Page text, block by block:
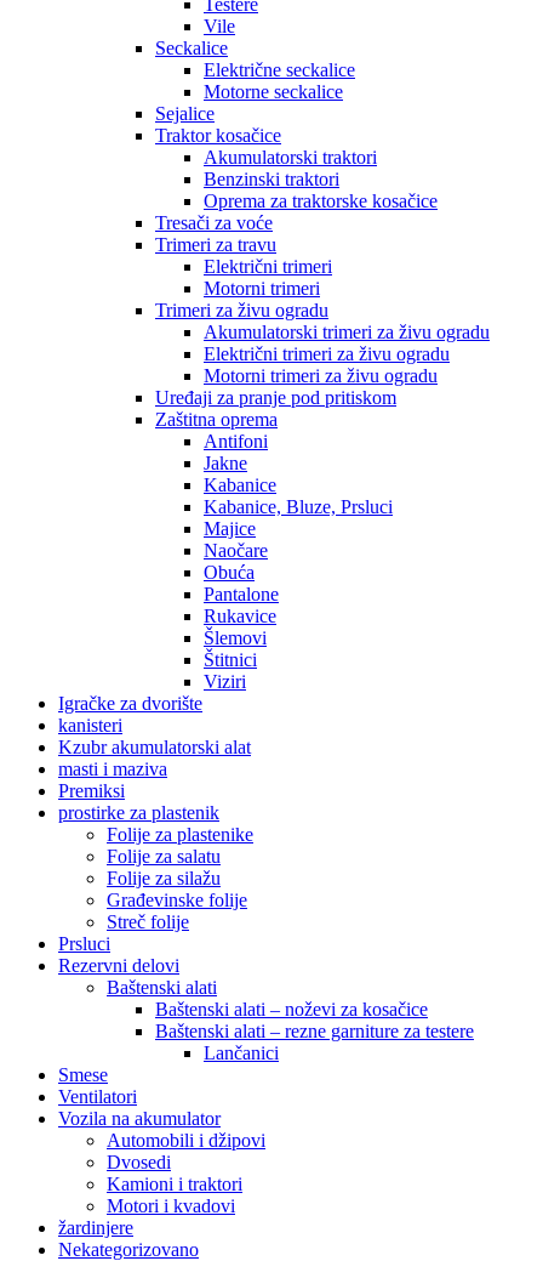
Testere
Vile
Seckalice
Električne seckalice
Motorne seckalice
Sejalice
Traktor kosačice
Akumulatorski traktori
Benzinski traktori
Oprema za traktorske kosačice
Tresači za voće
Trimeri za travu
Električni trimeri
Motorni trimeri
Trimeri za živu ogradu
Akumulatorski trimeri za živu ogradu
Električni trimeri za živu ogradu
Motorni trimeri za živu ogradu
Uređaji za pranje pod pritiskom
Zaštitna oprema
Antifoni
Jakne
Kabanice
Kabanice, Bluze, Prsluci
Majice
Naočare
Obuća
Pantalone
Rukavice
Šlemovi
Štitnici
Viziri
Igračke za dvorište
kanisteri
Kzubr akumulatorski alat
masti i maziva
Premiksi
prostirke za plastenik
Folije za plastenike
Folije za salatu
Folije za silažu
Građevinske folije
Streč folije
Prsluci
Rezervni delovi
Baštenski alati
Baštenski alati – noževi za kosačice
Baštenski alati – rezne garniture za testere
Lančanici
Smese
Ventilatori
Vozila na akumulator
Automobili i džipovi
Dvosedi
Kamioni i traktori
Motori i kvadovi
žardinjere
Nekategorizovano